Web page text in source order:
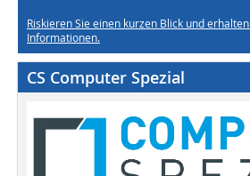
Riskieren Sie einen kurzen Blick und
Informationen.
CS Computer Spezial